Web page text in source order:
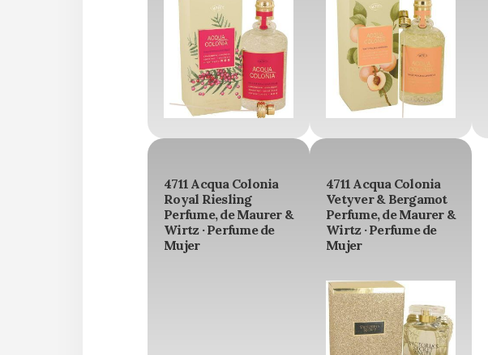
4711 Acqua Colonia
Royal Riesling
Perfume, de Maurer &
Wirtz · Perfume de
Mujer
4711 Acqua Colonia
Vetyver & Bergamot
Perfume, de Maurer &
Wirtz · Perfume de
Mujer